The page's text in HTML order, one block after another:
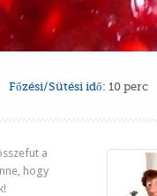
Főzési/Sütési idő: 10 perc
a
hogy